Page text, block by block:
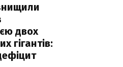
двох
гігантів: